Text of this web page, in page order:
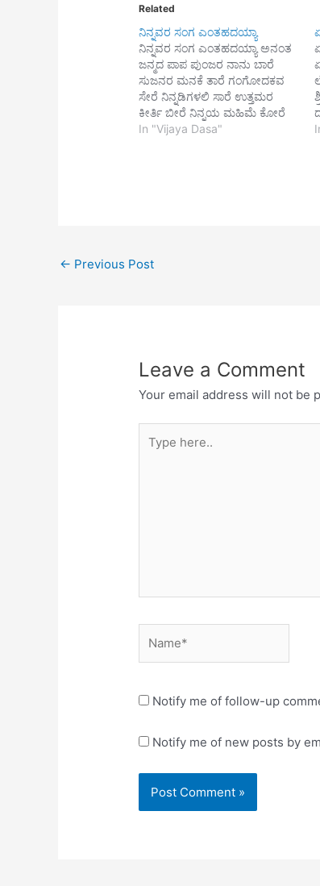
Related
ನಿನ್ನವರ ಸಂಗ ಎಂತಹದಯ್ಯಾ
ನಿನ್ನವರ ಸಂಗ ಎಂತಹದಯ್ಯಾ ಅನಂತ
ಜನ್ಮದ ಪಾಪ ಪುಂಜರ ನಾನು ಬಾರೆ
ಸುಜನರ ಮನಕೆ ತಾರೆ ಗಂಗೋದಕವ
ಸೇರೆ ನಿನ್ನಡಿಗಳಲಿ ಸಾರೆ ಉತ್ತಮರ
ಕೀರ್ತಿ ಬೀರೆ ನಿನ್ನಯ ಮಹಿಮೆ ಕೋರೆ
ನಿರ್ಮಳ ದಾರಿಯಾ ನೀರೆಯರ
In "Vijaya Dasa"
← Previous Post
Leave a Comment
Your email address will not be
here..
Notify me of follow-up
Notify me of new posts by